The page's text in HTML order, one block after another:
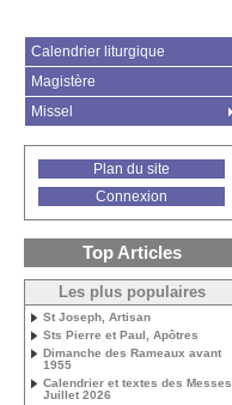
Calendrier liturgique
Magistère
Missel
Plan du site
Connexion
Top Articles
Les plus populaires
St Joseph, Artisan
Sts Pierre et Paul, Apôtres
Dimanche des Rameaux avant
1955
Calendrier et textes des Messes
Juillet 2026